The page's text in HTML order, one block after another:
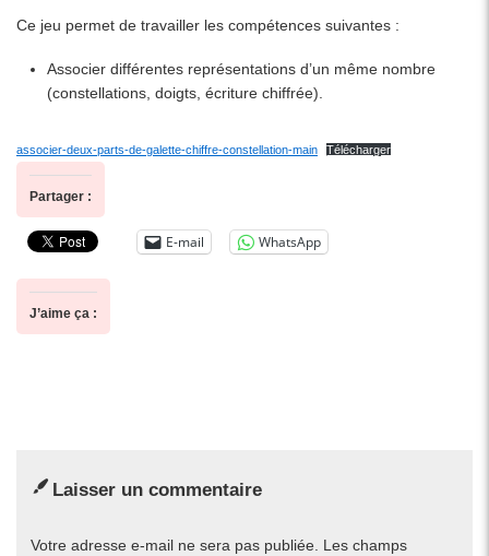
Ce jeu permet de travailler les compétences suivantes :
Associer différentes représentations d’un même nombre
(constellations, doigts, écriture chiffrée).
associer-deux-parts-de-galette-chiffre-constellation-main Télécharger
Partager :
E-mail WhatsApp
J’aime ça :
Laisser un commentaire
Votre adresse e-mail ne sera pas publiée. Les champs